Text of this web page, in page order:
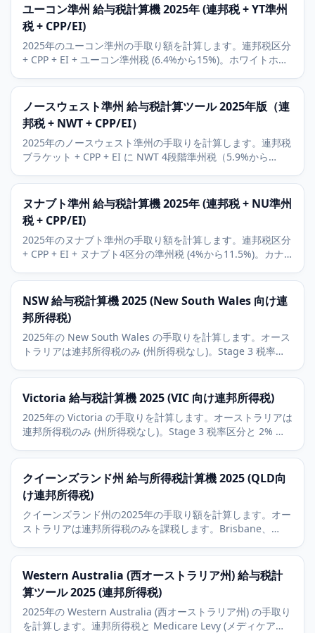
ユーコン準州 給与税計算機 2025年 (連邦税 + YT準州
税 + CPP/EI)
2025年のユーコン準州の手取り額を計算します。連邦税区分
+ CPP + EI + ユーコン準州税 (6.4%から15%)。ホワイトホー
ノースウェスト準州 給与税計算ツール 2025年版（連
邦税 + NWT + CPP/EI）
2025年のノースウェスト準州の手取りを計算します。連邦税
ブラケット + CPP + EI に NWT 4段階準州税（5.9%から
景。
ヌナブト準州 給与税計算機 2025年 (連邦税 + NU準州
税 + CPP/EI)
2025年のヌナブト準州の手取り額を計算します。連邦税区分
+ CPP + EI + ヌナブト4区分の準州税 (4%から11.5%)。カナ
NSW 給与税計算機 2025 (New South Wales 向け連
邦所得税)
2025年の New South Wales の手取りを計算します。オース
トラリアは連邦所得税のみ (州所得税なし)。Stage 3 税率区
解説します。
Victoria 給与税計算機 2025 (VIC 向け連邦所得税)
2025年の Victoria の手取りを計算します。オーストラリアは
連邦所得税のみ (州所得税なし)。Stage 3 税率区分と 2% の
ます。
クイーンズランド州 給与所得税計算機 2025 (QLD向
け連邦所得税)
クイーンズランド州の2025年の手取り額を計算します。オー
ストラリアは連邦所得税のみを課税します。Brisbane、
Western Australia (西オーストラリア州) 給与税計
算ツール 2025 (連邦所得税)
2025年の Western Australia (西オーストラリア州) の手取り
を計算します。連邦所得税と Medicare Levy (メディケア税)